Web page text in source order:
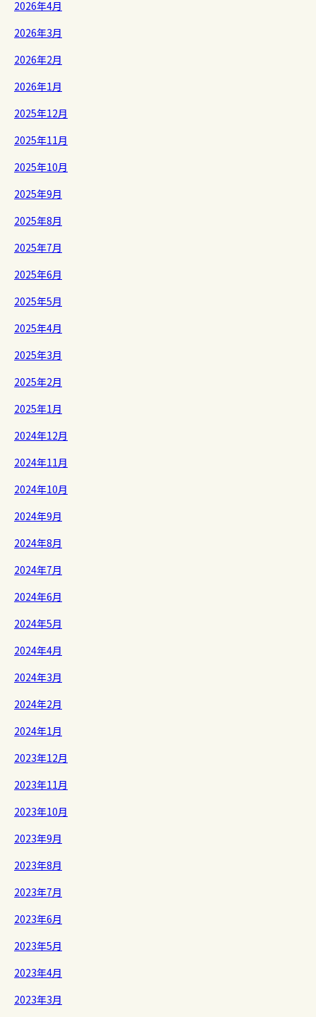
2026年4月
2026年3月
2026年2月
2026年1月
2025年12月
2025年11月
2025年10月
2025年9月
2025年8月
2025年7月
2025年6月
2025年5月
2025年4月
2025年3月
2025年2月
2025年1月
2024年12月
2024年11月
2024年10月
2024年9月
2024年8月
2024年7月
2024年6月
2024年5月
2024年4月
2024年3月
2024年2月
2024年1月
2023年12月
2023年11月
2023年10月
2023年9月
2023年8月
2023年7月
2023年6月
2023年5月
2023年4月
2023年3月